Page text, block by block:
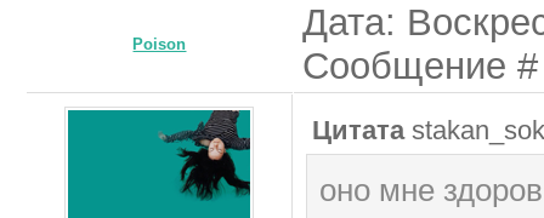
Poison
Дата:
Сообщение
Цитата
оно мне